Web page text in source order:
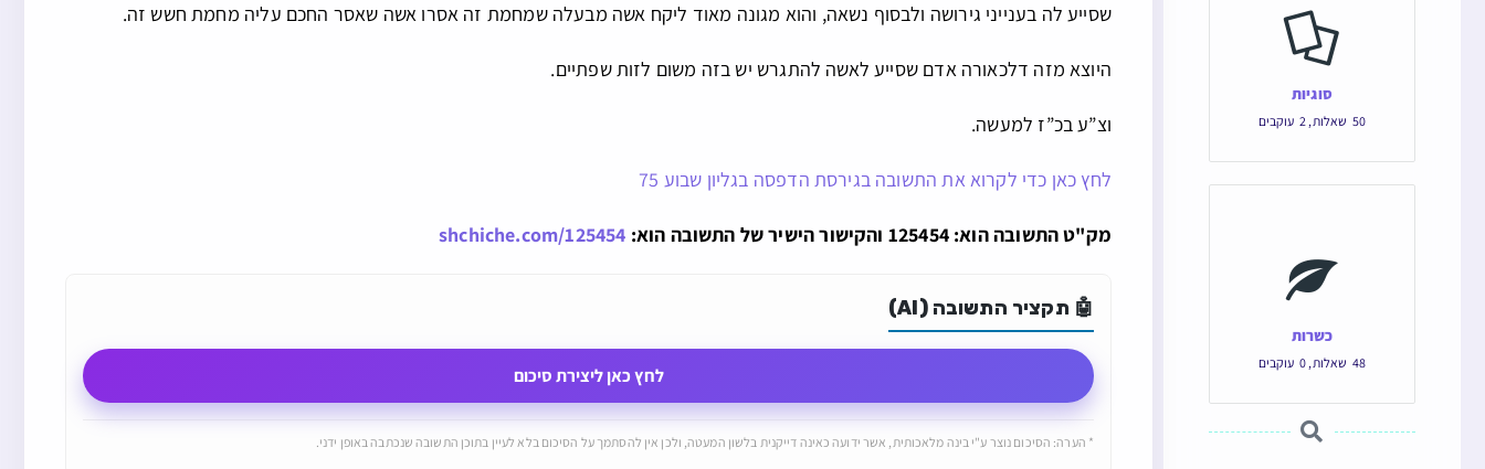
שסייע לה בענייני גירושה ולבסוף נשאה, והוא מגונה מאוד ליקח אשה מבעלה שמחמת זה אסרו אשה שאסר החכם עליה מחמת חשש זה.
היוצא מזה דלכאורה אדם שסייע לאשה להתגרש יש בזה משום לזות שפתיים.
וצ”ע בכ”ז למעשה.
לחץ כאן כדי לקרוא את התשובה בגירסת הדפסה בגליון שבוע 75
מק"ט התשובה הוא: 125454 והקישור הישיר של התשובה הוא: shchiche.com/125454
🤖 תקציר התשובה (AI)
לחץ כאן ליצירת סיכום
* הערה: הסיכום נוצר ע"י בינה מלאכותית, אשר ידועה כאינה דייקנית בלשון המעטה, ולכן אין להסתמך על הסיכום בלא לעיין בתוכן התשובה שנכתבה באופן ידני.
סוגיות
50 שאלות,
2 עוקבים
כשרות
48 שאלות,
0 עוקבים